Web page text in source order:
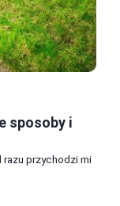
sposoby i
razu przychodzi mi